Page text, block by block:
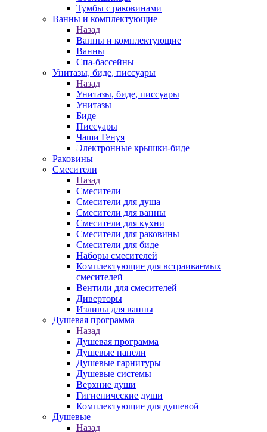
Тумбы с раковинами
Ванны и комплектующие
Назад
Ванны и комплектующие
Ванны
Спа-бассейны
Унитазы, биде, писсуары
Назад
Унитазы, биде, писсуары
Унитазы
Биде
Писсуары
Чаши Генуя
Электронные крышки-биде
Раковины
Смесители
Назад
Смесители
Смесители для душа
Смесители для ванны
Смесители для кухни
Смесители для раковины
Смесители для биде
Наборы смесителей
Комплектующие для встраиваемых
смесителей
Вентили для смесителей
Диверторы
Изливы для ванны
Душевая программа
Назад
Душевая программа
Душевые панели
Душевые гарнитуры
Душевые системы
Верхние души
Гигиенические души
Комплектующие для душевой
Душевые
Назад